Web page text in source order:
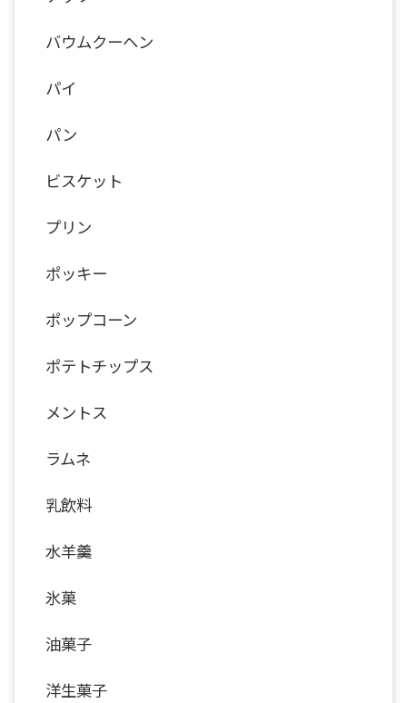
バウムクーヘン
パイ
パン
ビスケット
プリン
ポッキー
ポップコーン
ポテトチップス
メントス
ラムネ
乳飲料
水羊羹
氷菓
油菓子
洋生菓子